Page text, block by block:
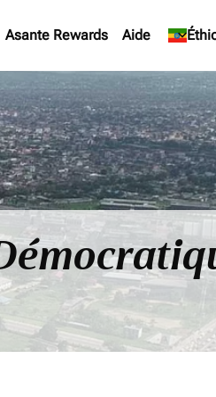
Asante Rewards Aide keyboard_arrow_down